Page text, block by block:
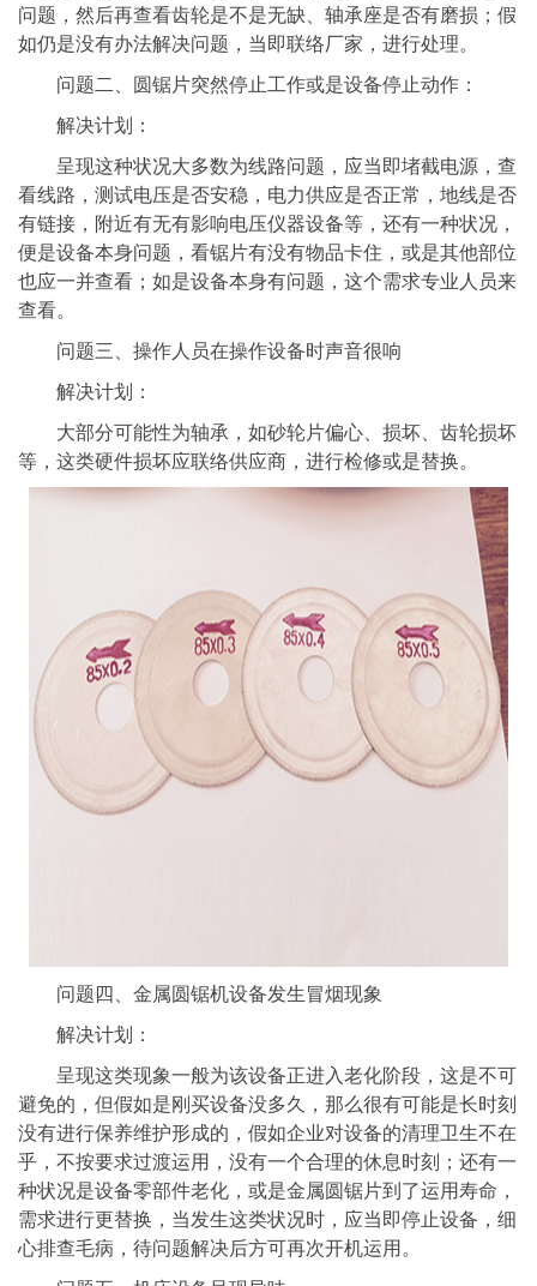
问题，然后再查看齿轮是不是无缺、轴承座是否有磨损；假
如仍是没有办法解决问题，当即联络厂家，进行处理。
问题二、圆锯片突然停止工作或是设备停止动作：
解决计划：
呈现这种状况大多数为线路问题，应当即堵截电源，查
看线路，测试电压是否安稳，电力供应是否正常，地线是否
有链接，附近有无有影响电压仪器设备等，还有一种状况，
便是设备本身问题，看锯片有没有物品卡住，或是其他部位
也应一并查看；如是设备本身有问题，这个需求专业人员来
查看。
问题三、操作人员在操作设备时声音很响
解决计划：
大部分可能性为轴承，如砂轮片偏心、损坏、齿轮损坏
等，这类硬件损坏应联络供应商，进行检修或是替换。
问题四、金属圆锯机设备发生冒烟现象
解决计划：
呈现这类现象一般为该设备正进入老化阶段，这是不可
避免的，但假如是刚买设备没多久，那么很有可能是长时刻
没有进行保养维护形成的，假如企业对设备的清理卫生不在
乎，不按要求过渡运用，没有一个合理的休息时刻；还有一
种状况是设备零部件老化，或是金属圆锯片到了运用寿命，
需求进行更替换，当发生这类状况时，应当即停止设备，细
心排查毛病，待问题解决后方可再次开机运用。